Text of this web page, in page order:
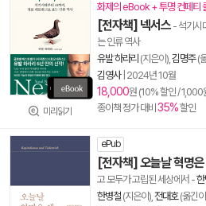
미리읽기
화제의 eBook + 투명 컨페티
[전자책] 넥서스 - 석기시
는 인류 역사
유발 하라리 (지은이), 김명주(
김영사| 2024년 10월
18,000원 (10% 할인 / 1,000
종이책 정가 대비 35%할인
ePub
[전자책] 오늘날 혁명
고 모두가 고립된 세상에서 -한
한병철 (지은이), 전대호(옮긴